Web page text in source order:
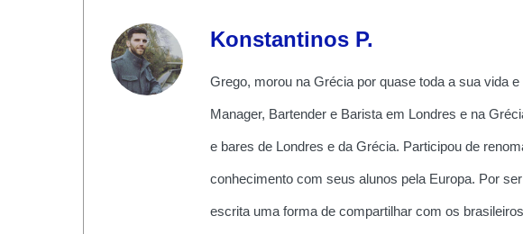
Konstantinos P.
Grego, morou na Grécia por quase toda a sua vida
Manager, Bartender e Barista em Londres e na
e bares de Londres e da Grécia. Participou de
conhecimento com seus alunos pela Europa. Por
escrita uma forma de compartilhar com os